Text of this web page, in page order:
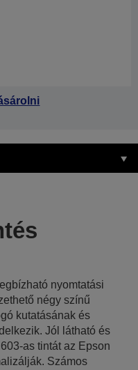
nyomtatási
négy színű
kutatásának és
Jól látható és
as tintát az Epson
Számos